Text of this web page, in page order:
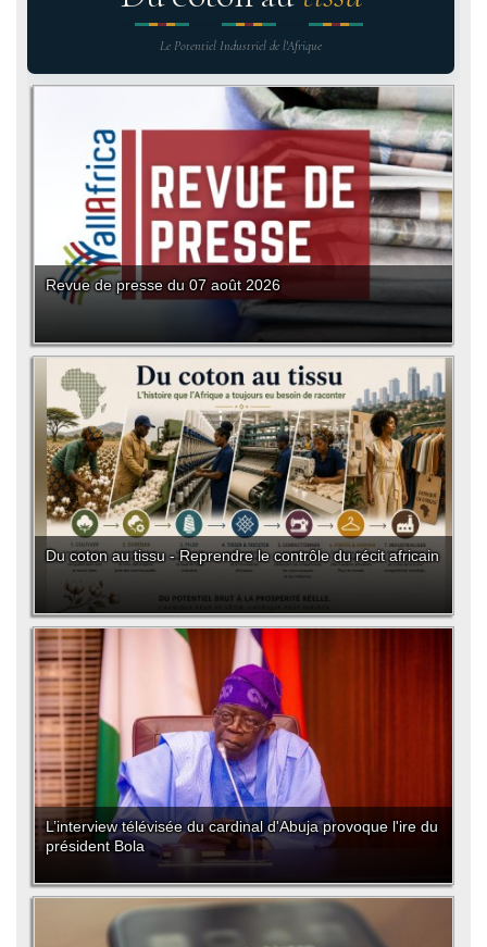
Le Potentiel Industriel de l'Afrique
Revue de presse du 07 août 2026
Du coton au tissu - Reprendre le contrôle du récit africain
L’interview télévisée du cardinal d'Abuja provoque l'ire du
président Bola